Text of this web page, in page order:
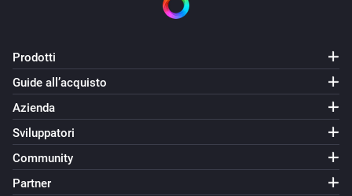
Prodotti
Guide all’acquisto
Azienda
Sviluppatori
Community
Partner